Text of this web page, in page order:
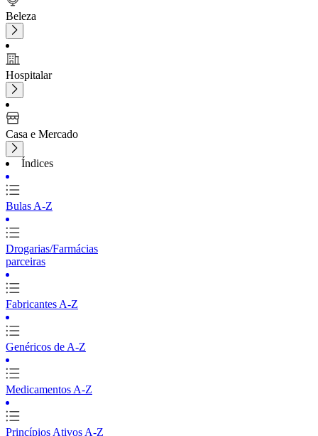
Beleza
Hospitalar
Casa e Mercado
Índices
Bulas A-Z
Drogarias/Farmácias
parceiras
Fabricantes A-Z
Genéricos de A-Z
Medicamentos A-Z
Princípios Ativos A-Z